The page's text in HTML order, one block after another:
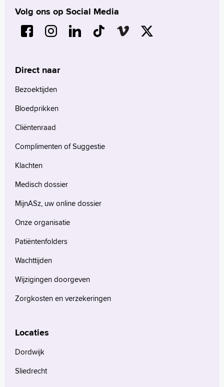
Volg ons op Social Media
Direct naar
Bezoektijden
Bloedprikken
Cliëntenraad
Complimenten of Suggestie
Klachten
Medisch dossier
MijnASz, uw online dossier
Onze organisatie
Patiëntenfolders
Wachttijden
Wijzigingen doorgeven
Zorgkosten en verzekeringen
Locaties
Dordwijk
Sliedrecht